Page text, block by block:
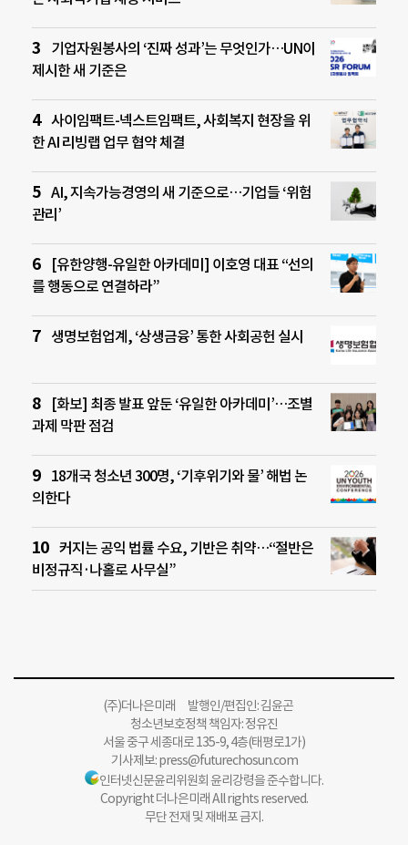
기업자원봉사의 ‘진짜 성과’는 무엇인가…UN이
제시한 새 기준은
사이임팩트-넥스트임팩트, 사회복지 현장을 위
한 AI 리빙랩 업무 협약 체결
AI, 지속가능경영의 새 기준으로…기업들 ‘위험
관리’
[유한양행-유일한 아카데미] 이호영 대표 “선의
를 행동으로 연결하라”
생명보험업계, ‘상생금융’ 통한 사회공헌 실시
[화보] 최종 발표 앞둔 ‘유일한 아카데미’…조별
과제 막판 점검
18개국 청소년 300명, ‘기후위기와 물’ 해법 논
의한다
커지는 공익 법률 수요, 기반은 취약…“절반은
비정규직·나홀로 사무실”
(주)더나은미래 발행인/편집인: 김윤곤
청소년보호정책 책임자: 정유진
서울 중구 세종대로 135-9, 4층(태평로1가)
기사제보:press@futurechosun.com
인터넷신문윤리위원회 윤리강령을 준수합니다.
Copyright 더나은미래 All rights reserved.
무단 전재 및 재배포 금지.